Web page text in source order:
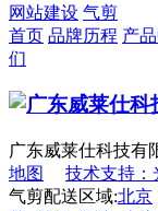
网站建设 气剪
首页 品牌历程 产
们
广东威莱仕科技有
地图
技术支持：
气剪配送区域:北京